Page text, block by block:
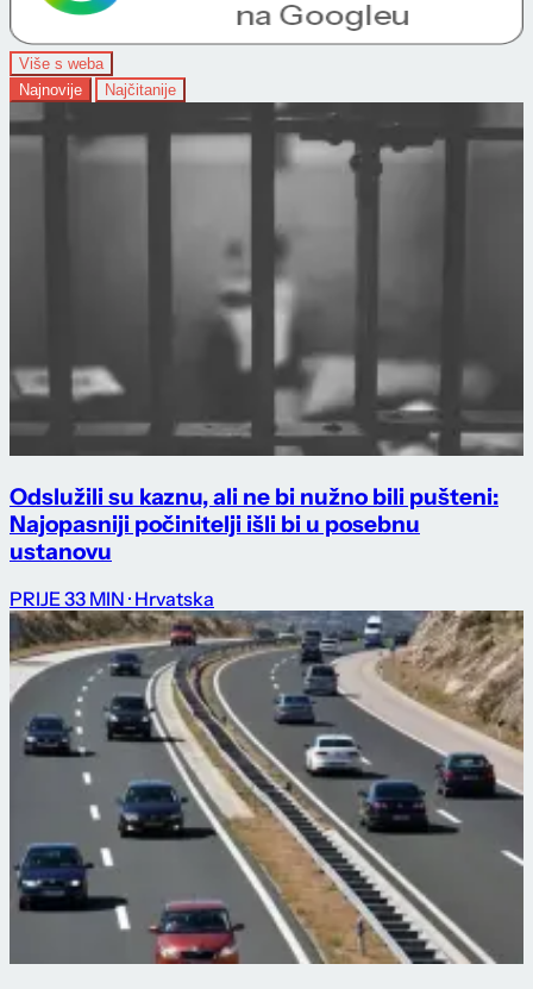
Više s weba
Najnovije
Najčitanije
Odslužili su kaznu, ali ne bi nužno bili pušteni:
Najopasniji počinitelji išli bi u posebnu
ustanovu
PRIJE 33 MIN · Hrvatska